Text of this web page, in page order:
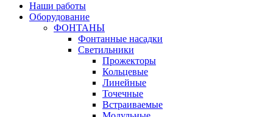
Наши работы
Оборудование
ФОНТАНЫ
Фонтанные насадки
Cветильники
Прожекторы
Кольцевые
Линейные
Точечные
Встраиваемые